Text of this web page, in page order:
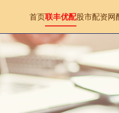
首页联丰优配股市配资网